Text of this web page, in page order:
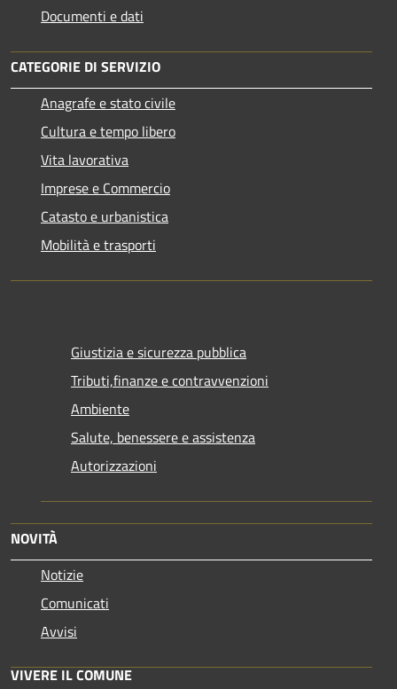
Documenti e dati
CATEGORIE DI SERVIZIO
Anagrafe e stato civile
Cultura e tempo libero
Vita lavorativa
Imprese e Commercio
Catasto e urbanistica
Mobilità e trasporti
Giustizia e sicurezza pubblica
Tributi,finanze e contravvenzioni
Ambiente
Salute, benessere e assistenza
Autorizzazioni
NOVITÀ
Notizie
Comunicati
Avvisi
VIVERE IL COMUNE